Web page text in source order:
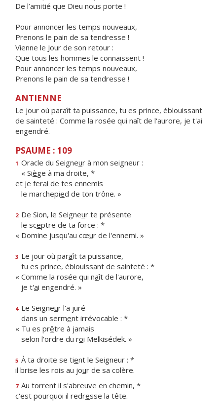
De l’amitié que Dieu nous porte !
Pour annoncer les temps nouveaux,
Prenons le pain de sa tendresse !
Vienne le Jour de son retour :
Que tous les hommes le connaissent !
Pour annoncer les temps nouveaux,
Prenons le pain de sa tendresse !
ANTIENNE
Le jour où paraît ta puissance, tu es prince, éblouissant
de sainteté : Comme la rosée qui naît de l'aurore, je t'ai
engendré.
PSAUME : 109
1 Oracle du Seigneur à mon seigneur :
« Siège à ma droite, *
et je ferai de tes ennemis
le marchepied de ton trône. »
2 De Sion, le Seigneur te présente
le sceptre de ta force : *
« Domine jusqu'au cœur de l'ennemi. »
3 Le jour où paraît ta puissance,
tu es prince, éblouissant de sainteté : *
« Comme la rosée qui naît de l'aurore,
je t'ai engendré. »
4 Le Seigneur l'a juré
dans un serment irrévocable : *
« Tu es prêtre à jamais
selon l'ordre du roi Melkisédek. »
5 À ta droite se tient le Seigneur : *
il brise les rois au jour de sa colère.
7 Au torrent il s'abreuve en chemin, *
c'est pourquoi il redresse la tête.